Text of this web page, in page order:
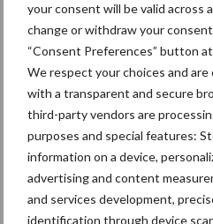
your consent will be valid across
change or withdraw your
“Consent Preferences” button
We respect your choices and
with a transparent and secure
third-party vendors are
purposes and special features:
information on a device,
advertising and content
and services development,
identification through device
markt
Themapagina's